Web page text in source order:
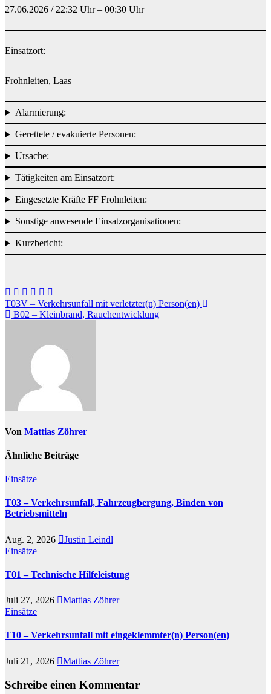
27.06.2026 / 22:32 Uhr – 00:30 Uhr
Einsatzort:
Frohnleiten, Laas
Alarmierung:
Gerettete / evakuierte Personen:
Ursache:
Tätigkeiten am Einsatzort:
Eingesetzte Kräfte FF Frohnleiten:
Sonstige anwesende Einsatzorganisationen:
Kurzbericht:
Beitragsnavigation
T03V – Verkehrsunfall mit verletzter(n) Person(en)
B02 – Kleinbrand, Rauchentwicklung
Von Mattias Zöhrer
Ähnliche Beiträge
Einsätze
T03 – Verkehrsunfall, Fahrzeugbergung, Binden von
Betriebsmitteln
Aug. 2, 2026
Justin Leindl
Einsätze
T01 – Technische Hilfeleistung
Juli 27, 2026
Mattias Zöhrer
Einsätze
T10 – Verkehrsunfall mit eingeklemmter(n) Person(en)
Juli 21, 2026 Mattias Zöhrer
Schreibe einen Kommentar